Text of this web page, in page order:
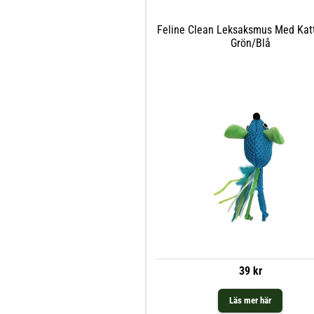
Feline Clean Leksaksmus Med
Grön/Blå
39 kr
Läs mer här